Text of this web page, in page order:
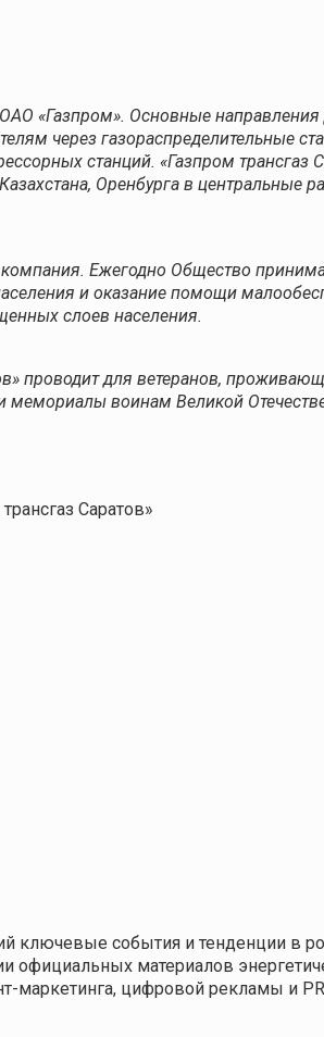
«Газпром». Основные
через газораспределительные
станций. «Газпром трансгаз
Оренбурга в центральные
Ежегодно Общество
и оказание помощи
слоев населения.
проводит для ветеранов,
мемориалы воинам Великой
Саратов»
ключевые события и тенденции в
официальных материалов
маркетинга, цифровой рекламы и